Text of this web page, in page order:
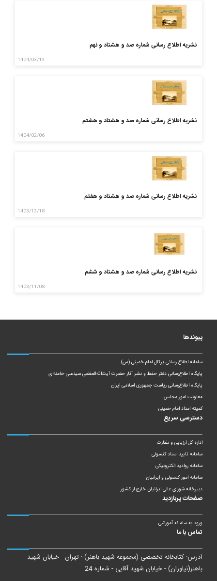
نشریه اطلاع رسانی شماره صد و هشتاد و نهم
1404/03/19
نشریه اطلاع رسانی شماره صد و هشتاد و هشتم
1404/02/06
نشریه اطلاع رسانی شماره صد و هشتاد و هفتم
1403/12/18
نشریه اطلاع رسانی شماره صد و هشتاد و ششم
1403/11/08
پیوندها
سامانه اطلاع رسانی پرتال امام خمینی (س)
پایگاه اطلاع‌رسانی دفتر حفظ و نشر آثار حضرت آیت‌الله‌العظمی سیدعلی خامنه‌ای
پایگاه اطلاع‌رسانی ریاست‌ جمهوری اسلامی ایران
معاونت امور مجلس
کمیته امداد امام خمینی
دسترسی سریع
اداره کل ارزیابی و نظارت
سامانه تایید اسناد کنسولی
سامانه روادید الکترونیکی
سامانه امور کنسولی و ایرانیان
دبیرخانه شورای عالی ایرانیان خارج از کشور
صفحات پربازدید
ورود به سامانه آموزشی
تماس با ما
آدرس: کتابخانه تخصصی (مجموعه شهید باهنر) : تهران - خیابان شهید
باهنر(نیاوران) - خیابان شهید آقایی - شماره 24